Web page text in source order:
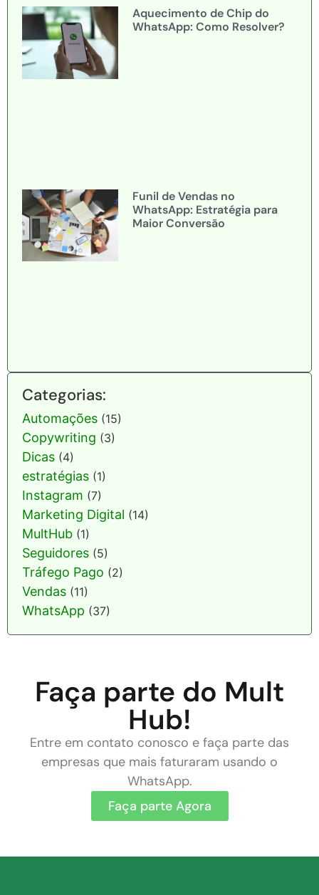
Aquecimento de Chip do
WhatsApp: Como Resolver?
Funil de Vendas no
WhatsApp: Estratégia para
Maior Conversão
Categorias:
Automações (15)
Copywriting (3)
Dicas (4)
estratégias (1)
Instagram (7)
Marketing Digital (14)
MultHub (1)
Seguidores (5)
Tráfego Pago (2)
Vendas (11)
WhatsApp (37)
Faça parte do Mult
Hub!
Entre em contato conosco e faça parte das
empresas que mais faturaram usando o
WhatsApp.
Faça parte Agora